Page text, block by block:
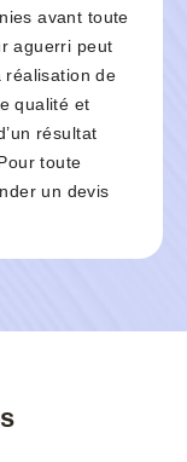
avant toute
aguerri peut
réalisation de
qualité et
résultat
toute
un devis